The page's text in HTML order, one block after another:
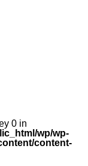
0 in
wp/wp-
content-